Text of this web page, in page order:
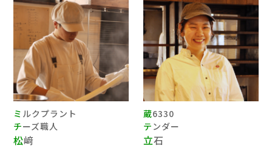
ミルクプラント
チーズ職人
松﨑
蔵6330
テンダー
立石